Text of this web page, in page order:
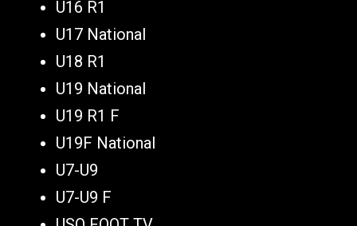
U16 R1
U17 National
U18 R1
U19 National
U19 R1 F
U19F National
U7-U9
U7-U9 F